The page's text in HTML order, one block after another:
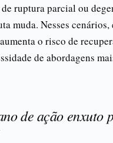
ruptura parcial ou
muda. Nesses cenários,
o risco de
de abordagens
de ação enxuto